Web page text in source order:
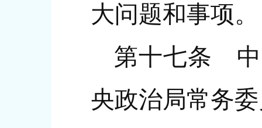
大问题和事项。
第十七条 中
央政治局常务